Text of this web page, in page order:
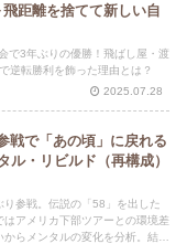
距離を捨てて新しい自
で3年ぶりの優勝！飛ばし屋・渡
逆転勝利を飾った理由とは？
2025.07.28
戦で「あの頃」に戻れる
ル・リビルド（再構成）
参戦。伝説の「58」を出した
アメリカ下部ツアーとの環境差
らメンタルの変化を分析。結果